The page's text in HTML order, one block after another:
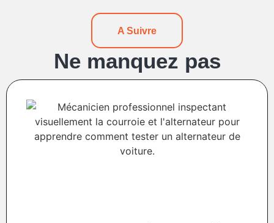
A Suivre
Ne manquez pas